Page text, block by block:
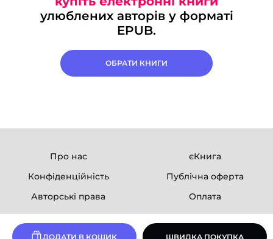
ДОДАТИ В КОШИК ШВИДКА ПОКУПКА
улюблених авторів у форматі
EPUB.
ОБРАТИ КНИГИ
Про нас
єКнига
Конфіденційність
Публічна оферта
Авторські права
Оплата